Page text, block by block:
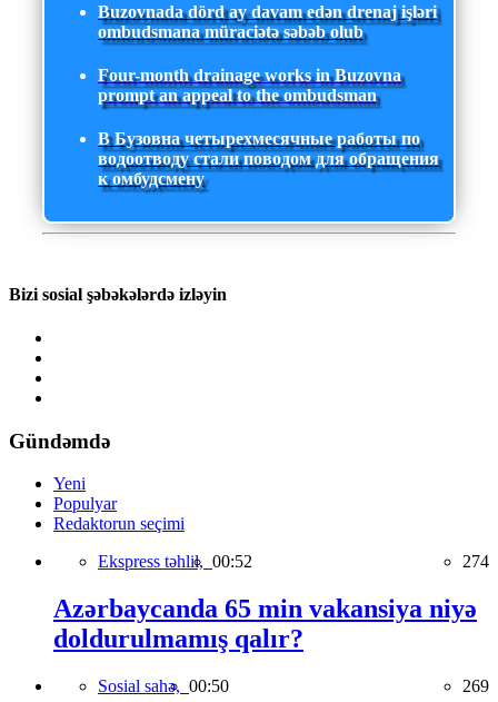
Buzovnada dörd ay davam edən drenaj işləri
ombudsmana müraciətə səbəb olub
Four-month drainage works in Buzovna
prompt an appeal to the ombudsman
В Бузовна четырехмесячные работы по
водоотводу стали поводом для обращения
к омбудсмену
Bizi sosial şəbəkələrdə izləyin
Gündəmdə
Yeni
Populyar
Redaktorun seçimi
Ekspress təhlil, 00:52 274
Azərbaycanda 65 min vakansiya niyə
doldurulmamış qalır?
Sosial sahə, 00:50 269